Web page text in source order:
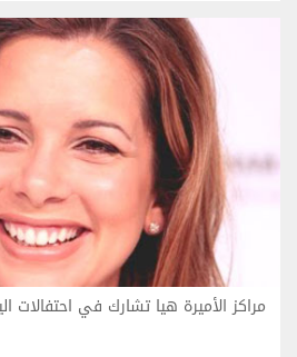
مراكز الأميرة هيا تشارك في احتفالات